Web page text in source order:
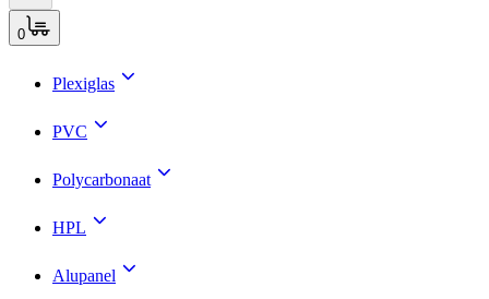
0
Plexiglas
PVC
Polycarbonaat
HPL
Alupanel